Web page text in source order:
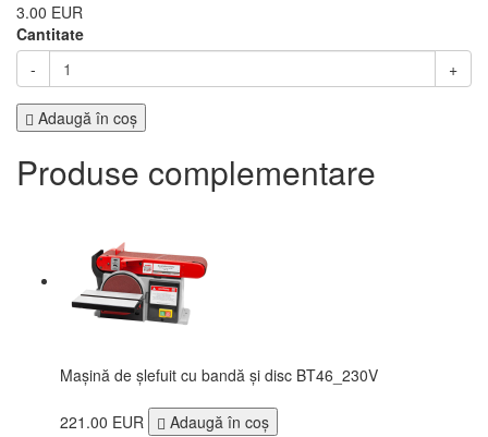
3.00 EUR
Cantitate
-
+
Adaugă în coş
Produse complementare
Mașină de șlefuit cu bandă și disc BT46_230V
221.00 EUR Adaugă în coş